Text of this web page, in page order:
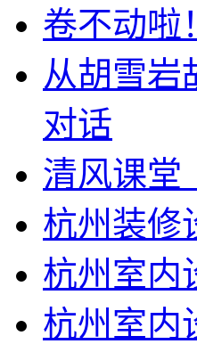
卷不动啦
从胡雪岩
对话
清风课堂
杭州装修
杭州室内
杭州室内